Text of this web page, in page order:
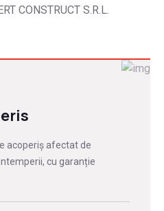
CONSTRUCT S.R.L.
acoperiș afectat de
cu garanție